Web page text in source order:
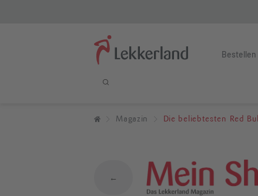
Bestellen
DieMagazin Die beliebtesten Red
←